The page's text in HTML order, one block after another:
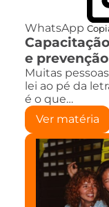
WhatsApp
e
Muitas
lei ao pé da
é o que…
Ver matéria